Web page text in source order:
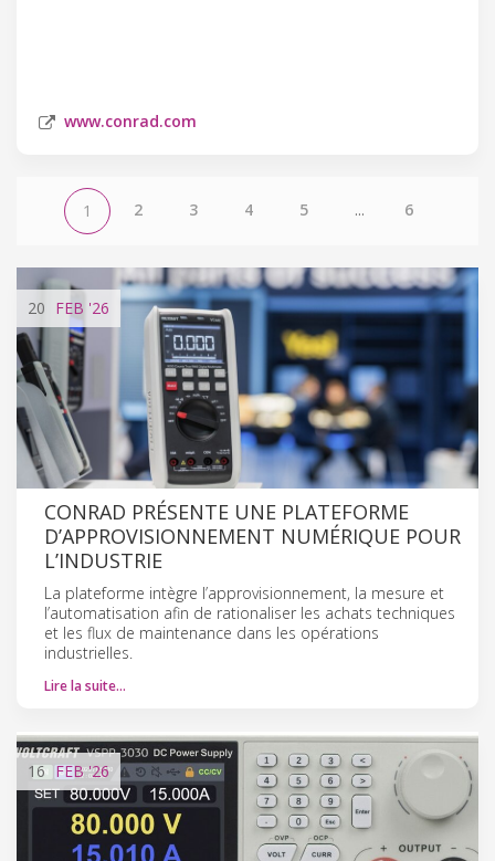
www.conrad.com
1 2 3 4 5 ... 6
20 FEB '26
CONRAD PRÉSENTE UNE PLATEFORME
D’APPROVISIONNEMENT NUMÉRIQUE POUR
L’INDUSTRIE
La plateforme intègre l’approvisionnement, la mesure et
l’automatisation afin de rationaliser les achats techniques
et les flux de maintenance dans les opérations
industrielles.
Lire la suite…
16 FEB'26